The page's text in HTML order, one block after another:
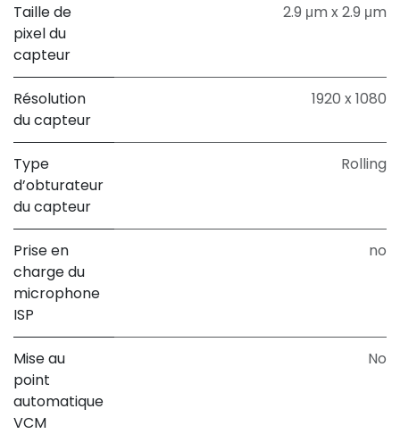
Taille de
pixel du
capteur
2.9 μm x 2.9 μm
Résolution
du capteur
1920 x 1080
Type
d’obturateur
du capteur
Rolling
Prise en
charge du
microphone
ISP
no
Mise au
point
automatique
VCM
No